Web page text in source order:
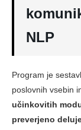
NLP
Program je
poslovnih vsebin
učinkovitih
preverjeno